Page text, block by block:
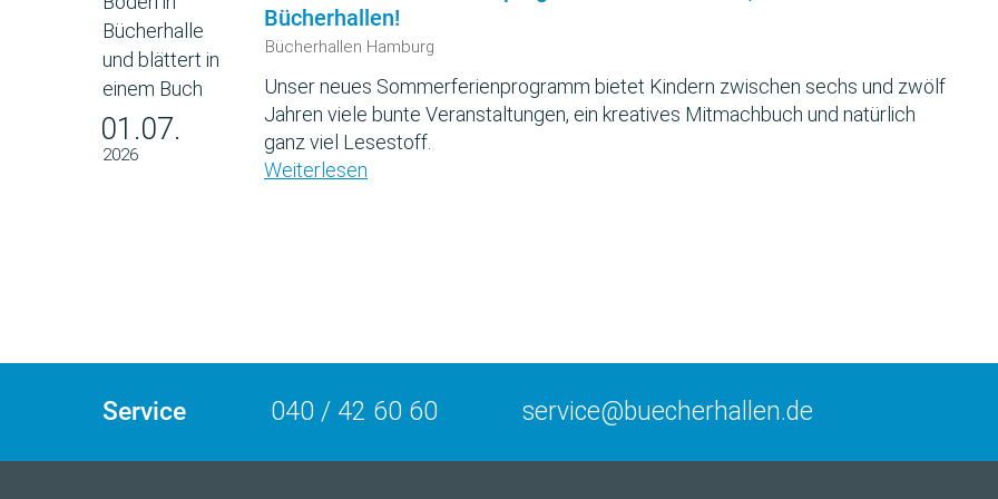
01.07.
2026
Bücherhallen!
Bücherhallen Hamburg
Unser neues Sommerferienprogramm bietet Kindern zwischen sechs und zwölf
Jahren viele bunte Veranstaltungen, ein kreatives Mitmachbuch und natürlich
ganz viel Lesestoff.
Weiterlesen
Service 040 / 42 60 60 service@buecherhallen.de